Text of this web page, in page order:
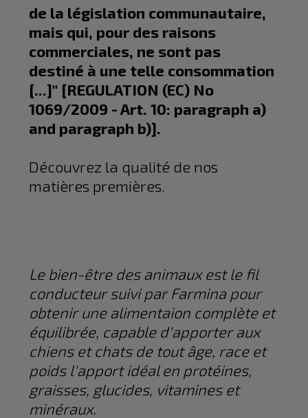
de la législation communautaire,
mais qui, pour des raisons
commerciales, ne sont pas
destiné à une telle consommation
[...]" [REGULATION (EC) No
1069/2009 - Art. 10: paragraph a)
and paragraph b)].
Découvrez la qualité de nos
matières premières.
Le bien-être des animaux est le fil
conducteur suivi par Farmina pour
obtenir une alimentaion complète et
équilibrée, capable d'apporter aux
chiens et chats de tout âge, race et
poids l'apport idéal en protéines,
graisses, glucides, vitamines et
minéraux.